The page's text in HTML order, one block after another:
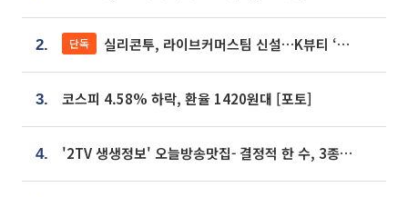
2. 단독 실리콘투, 라이브커머스팀 신설…K뷰티 ‘글로벌 판매망’ 확대[K뷰티 라방戰]
3. 코스피 4.58% 하락, 환율 1420원대 [포토]
4. '2TV 생생정보' 오늘방송맛집- 결정적 한 수, 3종 메밀면! 메밀 소바 맛집 '의○○○○'